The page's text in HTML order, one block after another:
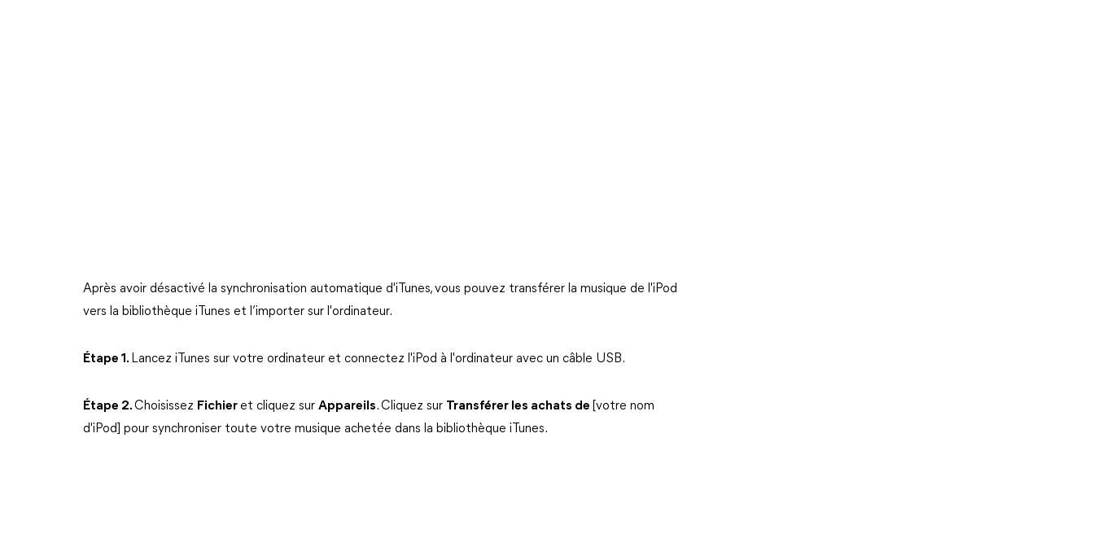
Après avoir désactivé la synchronisation automatique d'iTunes, vous pouvez transférer la musique de l'iPod
vers la bibliothèque iTunes et l’importer sur l'ordinateur.
Étape 1. Lancez iTunes sur votre ordinateur et connectez l'iPod à l'ordinateur avec un câble USB.
Étape 2.Choisissez Fichieret cliquez sur Appareils. Cliquez sur Transférer les achats de [votre nom
d'iPod] pour synchroniser toute votre musique achetée dans la bibliothèque iTunes.